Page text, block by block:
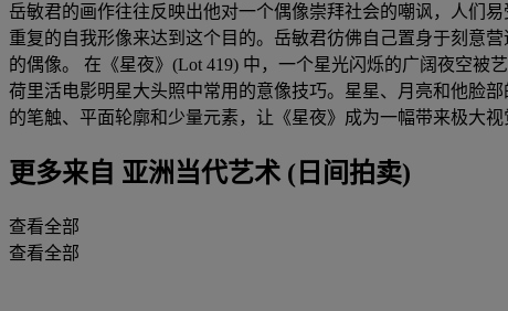
岳敏君的画作往往反映出他对一个偶像崇拜社会的嘲讽，人们
重复的自我形像来达到这个目的。岳敏君彷佛自己置身于刻意
的偶像。 在《星夜》(Lot 419) 中，一个星光闪烁的广阔夜空被
荷里活电影明星大头照中常用的意像技巧。星星、月亮和他脸
的笔触、平面轮廓和少量元素，让《星夜》成为一幅带来极大视
更多来自 亚洲当代艺术 (日间拍卖)
查看全部
查看全部